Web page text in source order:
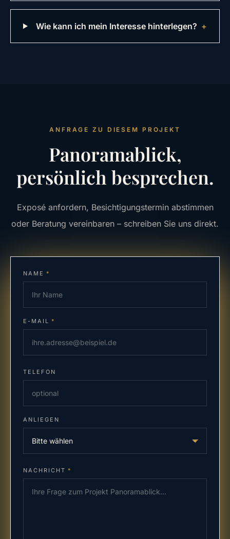
Wie kann ich mein Interesse hinterlegen? +
ANFRAGE ZU DIESEM PROJEKT
Panoramablick,
persönlich besprechen.
Exposé anfordern, Besichtigungstermin abstimmen
oder Beratung vereinbaren – schreiben Sie uns direkt.
NAME *
E-MAIL *
TELEFON
ANLIEGEN
NACHRICHT *